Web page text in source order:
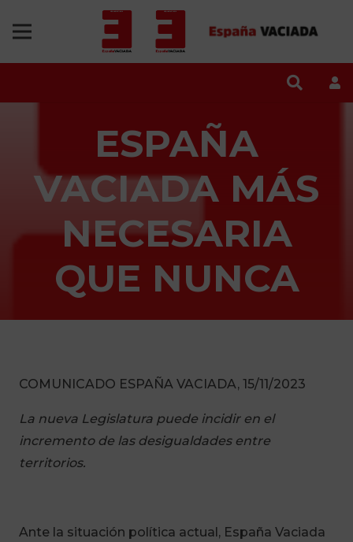
ESPAÑA
VACIADA MÁS
NECESARIA
QUE NUNCA
COMUNICADO ESPAÑA VACIADA, 15/11/2023
La nueva Legislatura puede incidir en el
incremento de las desigualdades entre
territorios.
Ante la situación política actual, España Vaciada